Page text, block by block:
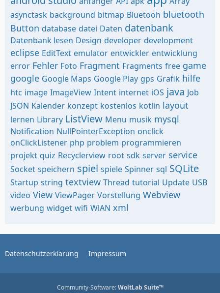
asynctask background bitmap Bluetooh bluetooth
Button database datei Daten datenbank
Datenbank lesen Design developer development
eclipse EditText emulator entwickler entwicklung
error Fehler Foto Fragment Fragments free game
google Google Maps Google Play gps Grafik hilfe
htc image ImageView Intent internet iOS java Job
JSON Kalender konzept kostenlos kotlin layout
lernen Library ListView Menu musik mysql
Notification NullPointerException onclick
onClickListener php problem programmieren
projekt quiz Recyclerview root sdk server service
Socket speichern spiel spiele Spinner sql SQLite
Startup string textview Thread tutorial Update USB
video View ViewPager Vorstellung Webview
werbung widget wifi WlAN xml
Datenschutzerklärung Impressum
Community-Software:WoltLab Suite™